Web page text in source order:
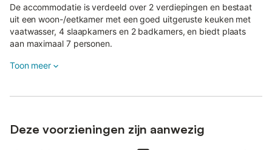
De accommodatie is verdeeld over 2 verdiepingen en bestaat
uit een woon-/eetkamer met een goed uitgeruste keuken met
vaatwasser, 4 slaapkamers en 2 badkamers, en biedt plaats
aan maximaal 7 personen.
Extra voorzieningen zijn onder andere snel Wi-Fi, geschikt voor
Jullie beschikken bovendien over een privé sauna.
en omvat een tuin, een open terras, een overdekt terras, een
Toon meer
Deze voorzieningen zijn aanwezig